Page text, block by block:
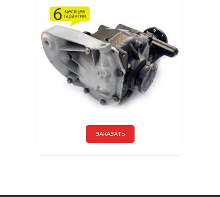
ЗАКАЗАТЬ